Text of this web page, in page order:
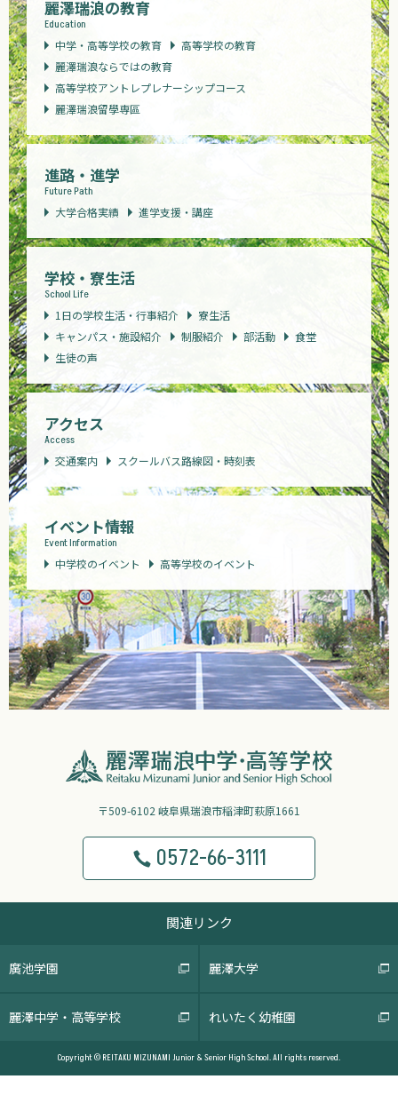
麗澤瑞浪の教育
Education
中学・高等学校の教育
高等学校の教育
麗澤瑞浪ならではの教育
高等学校アントレプレナーシップコース
麗澤瑞浪留學専區
進路・進学
Future Path
大学合格実績
進学支援・講座
学校・寮生活
School Life
1日の学校生活・行事紹介
寮生活
キャンパス・施設紹介
制服紹介 部活動
食堂
生徒の声
アクセス
Access
交通案内
スクールバス路線図・時刻表
イベント情報
Event Information
中学校のイベント
高等学校のイベント
〒509-6102 岐阜県瑞浪市稲津町萩原1661
0572-66-3111
関連リンク
廣池学園 麗澤大学
麗澤中学・高等学校 れいたく幼稚園
Copyright © REITAKU MIZUNAMI Junior & Senior High School. All rights reserved.